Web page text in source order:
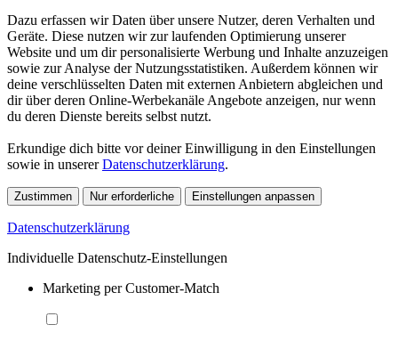
Dazu erfassen wir Daten über unsere Nutzer, deren Verhalten und
Geräte. Diese nutzen wir zur laufenden Optimierung unserer
Website und um dir personalisierte Werbung und Inhalte anzuzeigen
sowie zur Analyse der Nutzungsstatistiken. Außerdem können wir
deine verschlüsselten Daten mit externen Anbietern abgleichen und
dir über deren Online-Werbekanäle Angebote anzeigen, nur wenn
du deren Dienste bereits selbst nutzt.
Erkundige dich bitte vor deiner Einwilligung in den Einstellungen
sowie in unsererDatenschutzerklärung.
Zustimmen Nur erforderliche Einstellungen anpassen
Datenschutzerklärung
Individuelle Datenschutz-Einstellungen
Marketing per Customer-Match